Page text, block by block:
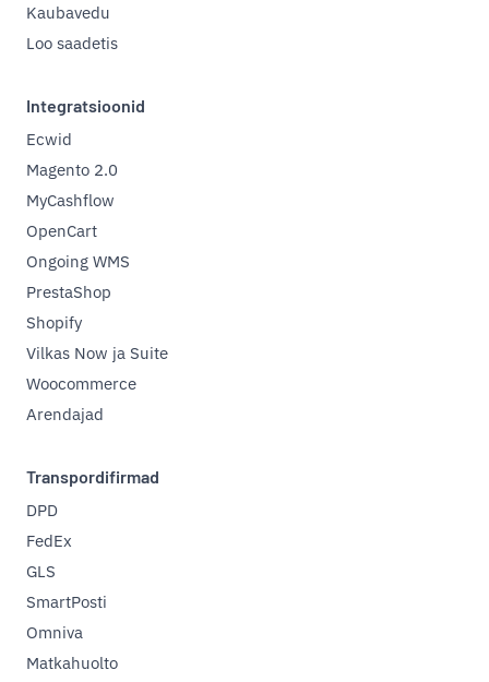
Kaubavedu
Loo saadetis
Integratsioonid
Ecwid
Magento 2.0
MyCashflow
OpenCart
Ongoing WMS
PrestaShop
Shopify
Vilkas Now ja Suite
Woocommerce
Arendajad
Transpordifirmad
DPD
FedEx
GLS
SmartPosti
Omniva
Matkahuolto